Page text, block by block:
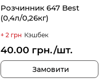
Розчинник 647 Best
(0,4л/0,26кг)
+ 2 грн Кэшбек
40.00 грн./шт.
Замовити